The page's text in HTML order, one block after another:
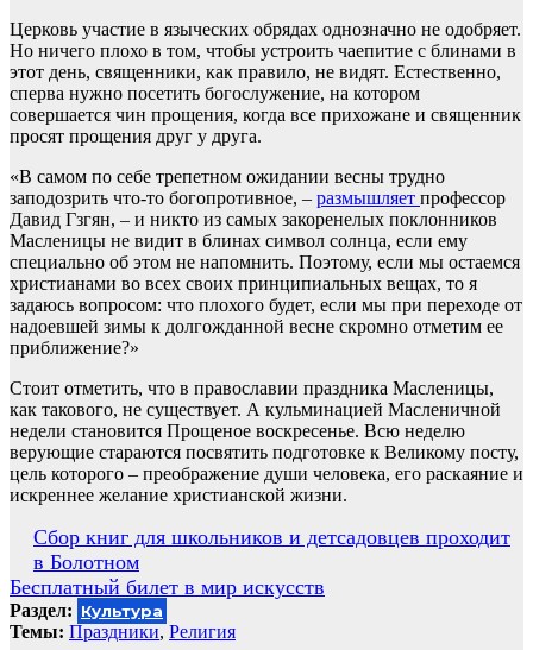
Церковь участие в языческих обрядах однозначно не одобряет.
Но ничего плохо в том, чтобы устроить чаепитие с блинами в
этот день, священники, как правило, не видят. Естественно,
сперва нужно посетить богослужение, на котором
совершается чин прощения, когда все прихожане и священник
просят прощения друг у друга.
«В самом по себе трепетном ожидании весны трудно
заподозрить что-то богопротивное, – размышляет профессор
Давид Гзгян, – и никто из самых закоренелых поклонников
Масленицы не видит в блинах символ солнца, если ему
специально об этом не напомнить. Поэтому, если мы остаемся
христианами во всех своих принципиальных вещах, то я
задаюсь вопросом: что плохого будет, если мы при переходе от
надоевшей зимы к долгожданной весне скромно отметим ее
приближение?»
Стоит отметить, что в православии праздника Масленицы,
как такового, не существует. А кульминацией Масленичной
недели становится Прощеное воскресенье. Всю неделю
верующие стараются посвятить подготовке к Великому посту,
цель которого – преображение души человека, его раскаяние и
искреннее желание христианской жизни.
Навигация
по
записям
Сбор книг для школьников и детсадовцев проходит
в Болотном
Бесплатный билет в мир искусств
Раздел: Культура
Темы: Праздники, Религия